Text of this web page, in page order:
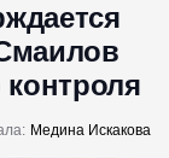
контроля
Медина Искакова